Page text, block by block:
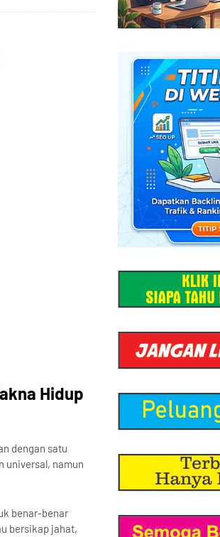
Hidup
dengan satu
universal, namun
benar-benar
bersikap jahat,